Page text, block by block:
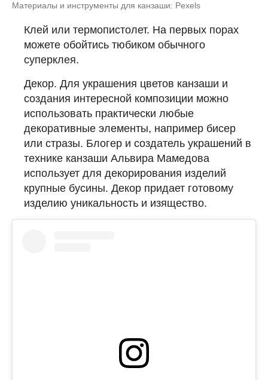
Материалы и инструменты для канзаши: Pexels
Клей или термопистолет. На первых порах
можете обойтись тюбиком обычного
суперклея.
Декор. Для украшения цветов канзаши и
создания интересной композиции можно
использовать практически любые
декоративные элементы, например бисер
или стразы. Блогер и создатель украшений в
технике канзаши Альвира Мамедова
использует для декорирования изделий
крупные бусины. Декор придает готовому
изделию уникальность и изящество.